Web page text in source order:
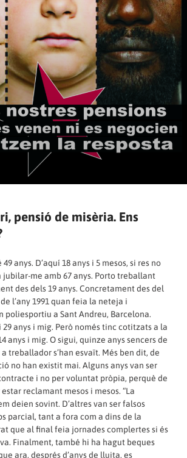
pensió de misèria. Ens
anys. D’aquí 18 anys i 5 mesos, si res no
jubilar-me amb 67 anys. Porto treballant
des dels 19 anys. Concretament des del
l’any 1991 quan feia la neteja i
poliesportiu a Sant Andreu, Barcelona.
29 anys i mig. Però només tinc cotitzats a la
anys i mig. O sigui, quinze anys sencers de
treballador s’han esvaït. Més ben dit, de
no han existit mai. Alguns anys van ser
i no per voluntat pròpia, perquè de
reclamant mesos i mesos. “La
deien sovint. D’altres van ser falsos
parcial, tant a fora com a dins de la
que al final feia jornades complertes si és
Finalment, també hi ha hagut beques
ara, després d’anys de lluita, es